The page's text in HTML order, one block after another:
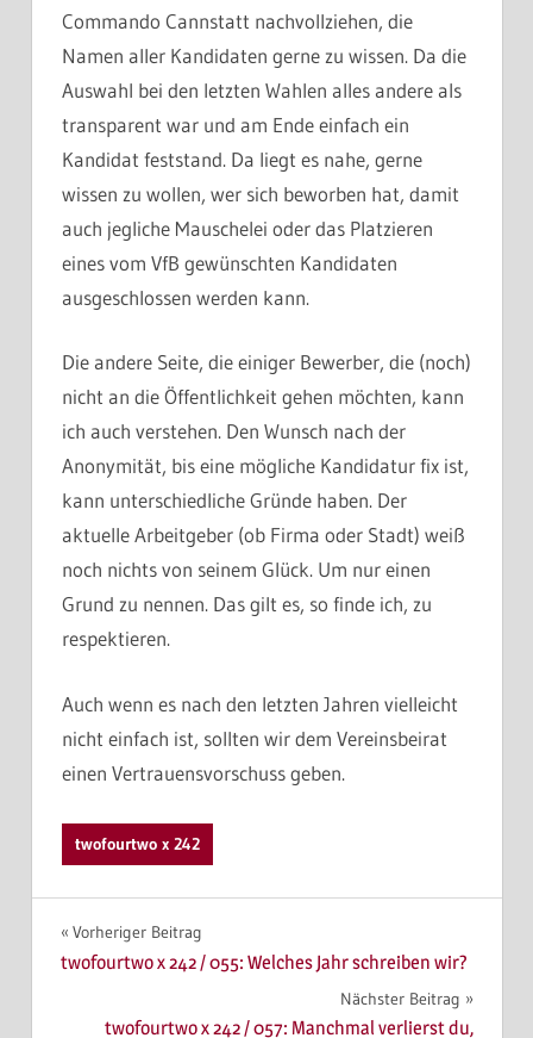
Commando Cannstatt nachvollziehen, die
Namen aller Kandidaten gerne zu wissen. Da die
Auswahl bei den letzten Wahlen alles andere als
transparent war und am Ende einfach ein
Kandidat feststand. Da liegt es nahe, gerne
wissen zu wollen, wer sich beworben hat, damit
auch jegliche Mauschelei oder das Platzieren
eines vom VfB gewünschten Kandidaten
ausgeschlossen werden kann.
Die andere Seite, die einiger Bewerber, die (noch)
nicht an die Öffentlichkeit gehen möchten, kann
ich auch verstehen. Den Wunsch nach der
Anonymität, bis eine mögliche Kandidatur fix ist,
kann unterschiedliche Gründe haben. Der
aktuelle Arbeitgeber (ob Firma oder Stadt) weiß
noch nichts von seinem Glück. Um nur einen
Grund zu nennen. Das gilt es, so finde ich, zu
respektieren.
Auch wenn es nach den letzten Jahren vielleicht
nicht einfach ist, sollten wir dem Vereinsbeirat
einen Vertrauensvorschuss geben.
twofourtwo x 242
Beitragsnavigation
Vorheriger Beitrag
twofourtwo x 242 / 055: Welches Jahr schreiben wir?
Nächster Beitrag
twofourtwo x 242 / 057: Manchmal verlierst du,